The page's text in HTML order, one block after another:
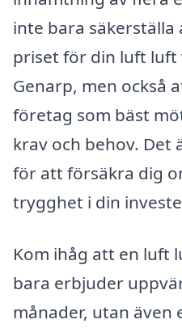
inte bara
priset för din luft luft
Genarp, men också
företag som bäst
krav och behov. Det
för att försäkra dig
trygghet i din
Kom ihåg att en luft
bara erbjuder
månader, utan